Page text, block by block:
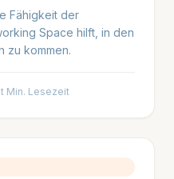
Fähigkeit der
Space hilft, in den
zu kommen.
Min. Lesezeit